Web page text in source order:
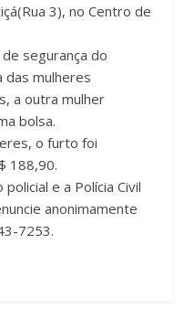
3), no Centro de
segurança do
das mulheres
a outra mulher
bolsa.
o furto foi
188,90.
e a Polícia Civil
anonimamente
7253.